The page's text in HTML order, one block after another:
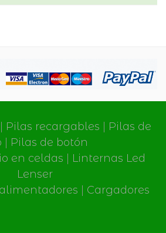
Pilas recargables
Pilas de
Pilas de botón
en celdas
Linternas Led
Lenser
Cargadores